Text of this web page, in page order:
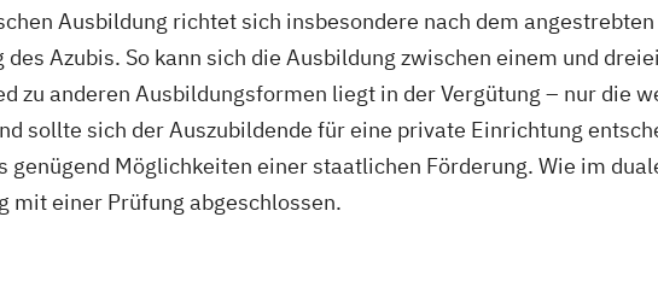
Ausbildung richtet sich insbesondere nach dem
des Azubis. So kann sich die Ausbildung zwischen einem und
zu anderen Ausbildungsformen liegt in der Vergütung – nur die
sollte sich der Auszubildende für eine private Einrichtung
genügend Möglichkeiten einer staatlichen Förderung. Wie im
mit einer Prüfung abgeschlossen.